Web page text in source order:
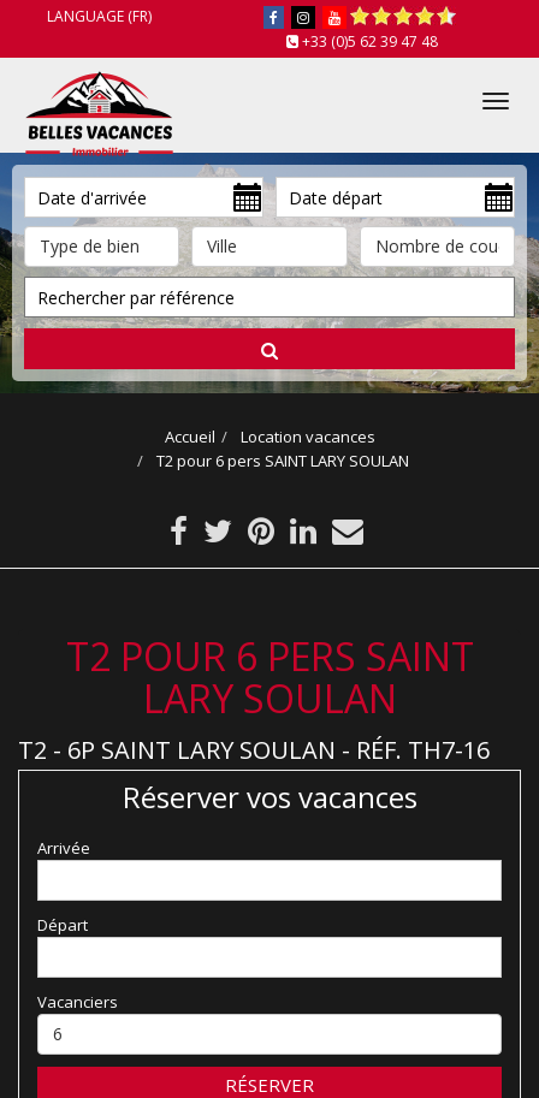
LANGUAGE (FR)
+33 (0)5 62 39 47 48
Accueil
Location vacances
T2 pour 6 pers SAINT LARY SOULAN
T2 POUR 6 PERS SAINT
LARY SOULAN
T2 - 6P SAINT LARY SOULAN - RÉF. TH7-16
Réserver vos vacances
Arrivée
Départ
Vacanciers
RÉSERVER